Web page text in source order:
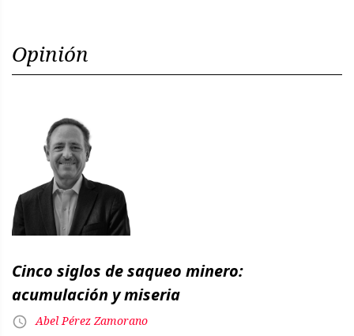
Opinión
Cinco siglos de saqueo minero:
acumulación y miseria
Abel Pérez Zamorano